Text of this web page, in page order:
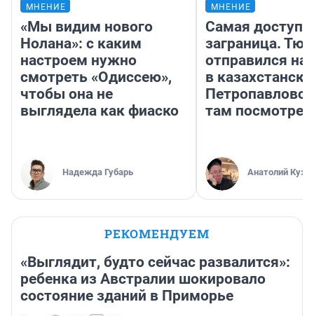
МНЕНИЕ
«Мы видим нового
Нолана»: с каким
настроем нужно
смотреть «Одиссею»,
чтобы она не
выглядела как фиаско
Надежда Губарь
МНЕНИЕ
Самая
заграница.
отправился
в
там
Анатолий
РЕКОМЕНДУЕМ
«Выглядит, будто сейчас развалится»:
ребенка из Австралии шокировало
состояние зданий в Приморье